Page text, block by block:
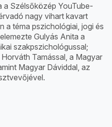
a Szélsőközép YouTube-
nagy vihart kavart
a téma pszichológiai, jogi és
Gulyás Anita a
szakpszichológussal;
Tamással, a Magyar
Magyar Dáviddal, az